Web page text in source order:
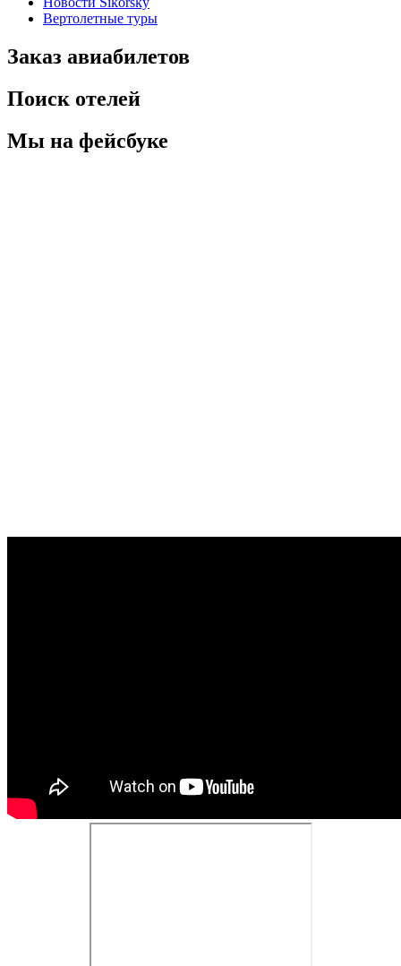
Вертолетные туры
Заказ авиабилетов
Поиск отелей
Мы на фейсбуке